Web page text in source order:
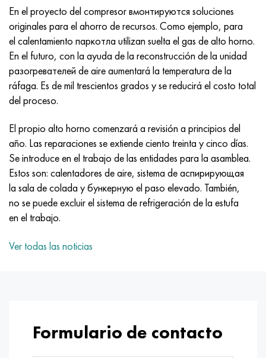
En el proyecto del compresor вмонтируются soluciones
originales para el ahorro de recursos. Como ejemplo, para
el calentamiento паркотла utilizan suelta el gas de alto horno.
En el futuro, con la ayuda de la reconstrucción de la unidad
разогревателей de aire aumentará la temperatura de la
ráfaga. Es de mil trescientos grados y se reducirá el costo total
del proceso.
El propio alto horno comenzará a revisión a principios del
año. Las reparaciones se extiende ciento treinta y cinco días.
Se introduce en el trabajo de las entidades para la asamblea.
Estos son: calentadores de aire, sistema de аспирирующая
la sala de colada y бункерную el paso elevado. También,
no se puede excluir el sistema de refrigeración de la estufa
en el trabajo.
Ver todas las noticias
Formulario de contacto
Maraging 300
Maraging 350
MP35N
MP159
multimetro n155
Nicrofer 5923 hMo
Nicrofer 6030
Nitronik 40
Nitronik 50
Nimonic 80a
50NHS
Aleación 52N
52K12F
56DGNH
68NKhVKTYu
79NM, Lupa 7904
80NM
80NMV-VI
80NHS
termobimetales
KhN68VKTYU
KhN68VMTYUK-vd
KhN70VMTYu
HN73MBTYu
XN70YU
HN75MBTYu
XN75TBYu
XN77TYu
XN77TYUR
N65M, EP982
A LAS 3
3M
TL3
5B
TL5
A LAS 6
TS-6
14 titanio
SP-17
1.4545 - 15-5Ph®
1.4548 - 17-4Ph®
1.4550 - AISI 347
1.4567 - AISI 304Cu
1.4570-aisi303Cu
1.4574 - Aleación PH 15-7 Mo®
1.4580 - AISI 316Cb
1.4597 - AISI 204Cu
Aleación 28 - 1.4563
Aleación 926 - 1.4529
15х12vnmf
15Х12Н2MVFAB
15X16K5N2MVFAB
15X16H2AM
18X11MNFB
18X12VMBFR
20X12VNMF
20Х3FMI
21NKMT
40Х9С2
C65100, CuSi1.5
Bronce estaño-plomo
c92200, CuSn6Zn4Pb2
20XH3A, AISI 4320, 20hn3a
20HM, 24CrMo5, 20hm
25KhGM, 20CrMo5, 1.7264
30X, AISI 5130, 30h
30hgs, 30hgs
30hgsa, 30hgsa
30hgsn2a, 30hgsna
30xn2ma, 30CrNiMo8
30хн3а, 31nicr14
35hgsa, 35hgsa
Acero carbono
10,1.1645, C105W1
11G12, 110G13L, X120Mn12